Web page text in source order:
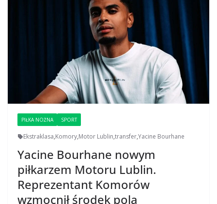
PIŁKA NOŻNA SPORT
Ekstraklasa,Komory,Motor Lublin,transfer,Yacine Bourhane
Yacine Bourhane nowym
piłkarzem Motoru Lublin.
Reprezentant Komorów
wzmocnił środek pola